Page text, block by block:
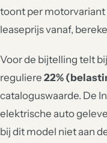
toont per
leaseprijs vanaf,
Voor de bijtelling telt
reguliere 22%
cataloguswaarde. De
elektrische auto
bij dit model niet aan